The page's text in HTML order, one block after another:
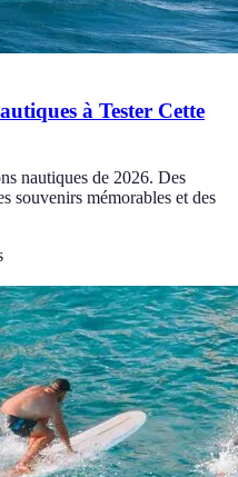
à Tester Cette
nautiques de 2026. Des
souvenirs mémorables et des